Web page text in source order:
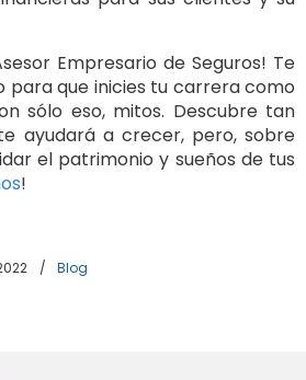
Empresario de Seguros! Te
para que inicies tu carrera como
sólo eso, mitos. Descubre tan
ayudará a crecer, pero, sobre
el patrimonio y sueños de tus
!
/ Blog